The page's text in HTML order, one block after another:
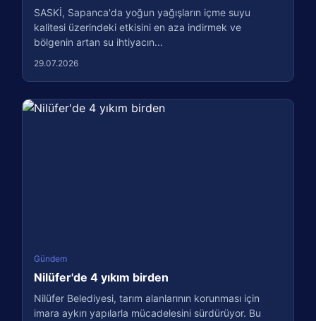
SASKİ, Sapanca'da yoğun yağışların içme suyu
kalitesi üzerindeki etkisini en aza indirmek ve
bölgenin artan su ihtiyacın...
29.07.2026
Gündem
Nilüfer'de 4 yıkım birden
Nilüfer Belediyesi, tarım alanlarının korunması için
imara aykırı yapılarla mücadelesini sürdürüyor. Bu